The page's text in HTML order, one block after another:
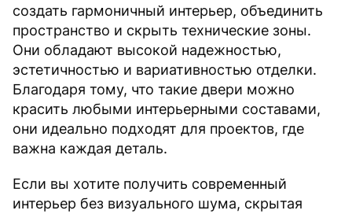
создать гармоничный интерьер, объединить
пространство и скрыть технические зоны.
Они обладают высокой надежностью,
эстетичностью и вариативностью отделки.
Благодаря тому, что такие двери можно
красить любыми интерьерными составами,
они идеально подходят для проектов, где
важна каждая деталь.
Если вы хотите получить современный
интерьер без визуального шума, скрытая